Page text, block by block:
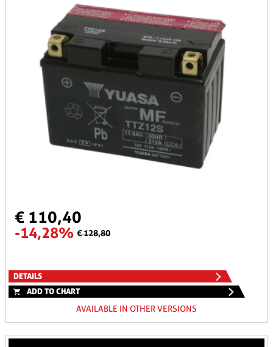
€ 110,40
-14,28% € 128,80
DETAILS
ADD TO CHART
AVAILABLE IN OTHER VERSIONS